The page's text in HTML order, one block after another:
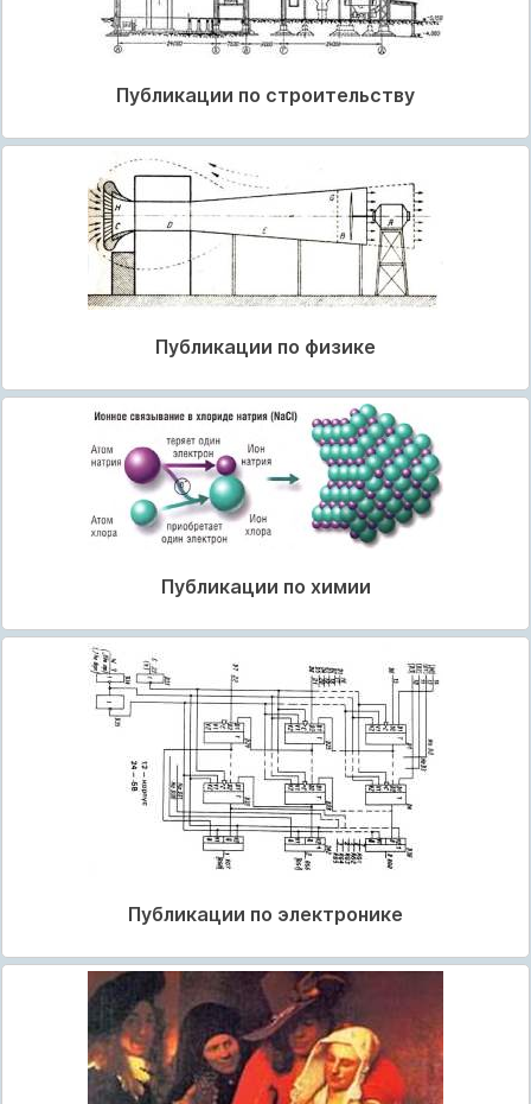
Публикации по строительству
Публикации по физике
Публикации по химии
Публикации по электронике